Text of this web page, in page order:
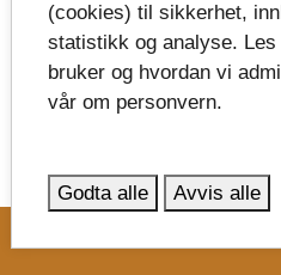
(cookies) til sikkerhet,
statistikk og analyse.
bruker og hvordan vi
vår om personvern.
Godta alle Avvis alle